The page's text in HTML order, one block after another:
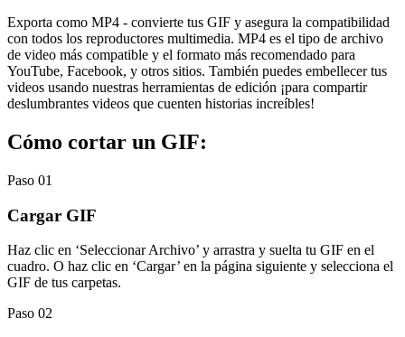
Exporta como MP4 - convierte tus GIF y asegura la compatibilidad
con todos los reproductores multimedia. MP4 es el tipo de archivo
de video más compatible y el formato más recomendado para
YouTube, Facebook, y otros sitios. También puedes embellecer tus
videos usando nuestras herramientas de edición ¡para compartir
deslumbrantes videos que cuenten historias increíbles!
Cómo cortar un GIF:
Paso 01
Cargar GIF
Haz clic en ‘Seleccionar Archivo’ y arrastra y suelta tu GIF en el
cuadro. O haz clic en ‘Cargar’ en la página siguiente y selecciona el
GIF de tus carpetas.
Paso 02